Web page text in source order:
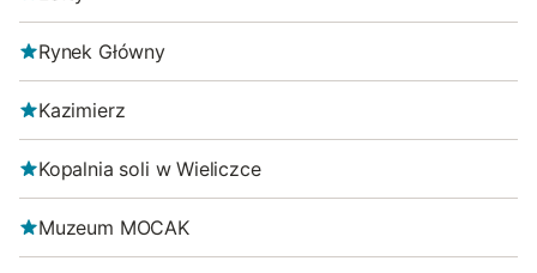
Rynek Główny
Kazimierz
Kopalnia soli w Wieliczce
Muzeum MOCAK